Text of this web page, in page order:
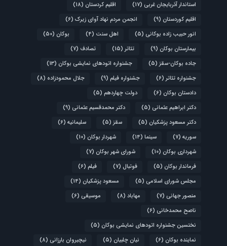
استاندار آذربایجان غربی (17) اقلیم کردستان (18)
اقلیم کوردستان (9) انجمن مردم نهاد آوای زیرک (6)
انور حبیب زاده بوکانی (5) اهل سنت (4) بوکان (50)
بیمارستان بوکان (9) تئاتر (15) تصادف (7)
جاده بوکان-سقز (5) جشنواره اتودهای نمایشی بوکان (13)
جشنواره تئاتر (6) جشنواره فیلم (9) جلال محمودزاده (8)
دادستان بوکان (6) دولت چهاردهم (5)
دکتر ابراهیم عثمانی (5) دکتر محمدقسیم عثمانی (9)
دکتر مسعود پزشکیان (5) سقز (5) سلیمانیه (6)
سوریه (7) سینما (14) شهردار بوکان (10)
شهرداری بوکان (10) شورای شهر بوکان (7)
فرماندار بوکان (5) فوتبال (7) فیلم (6)
مجلس شورای اسلامی (5) مسعود پزشکیان (14)
منصور جهانی (7) مهاباد (8) موسیقی (6)
ناصح محمدخانی (6)
نختسین جشنواره اتودهای نمایشی بوکان (5)
نماینده بوکان (6) نیان چلبیان (5) نیچیروان بارزانی (8)